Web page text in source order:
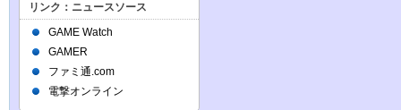
リンク：ニュースソース
GAME Watch
GAMER
ファミ通.com
電撃オンライン